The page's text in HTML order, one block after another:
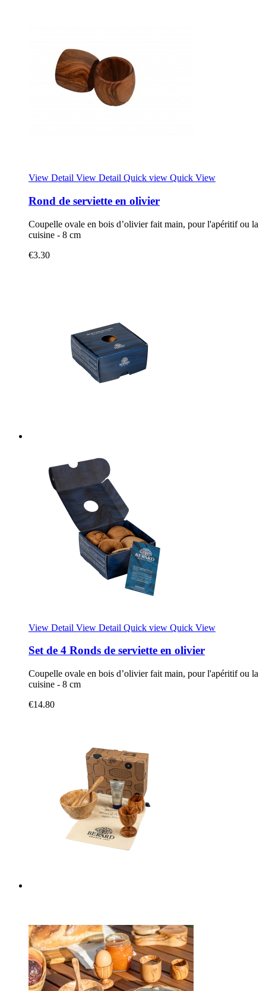
View Detail View Detail Quick view Quick View
Rond de serviette en olivier
Coupelle ovale en bois d’olivier fait main, pour l'apéritif ou la
cuisine - 8 cm
€3.30
View Detail View Detail Quick view Quick View
Set de 4 Ronds de serviette en olivier
Coupelle ovale en bois d’olivier fait main, pour l'apéritif ou la
cuisine - 8 cm
€14.80